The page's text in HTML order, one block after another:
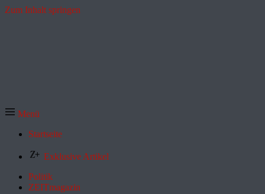
Zum Inhalt springen
Menü
Startseite
Exklusive Artikel
Politik
ZEITmagazin